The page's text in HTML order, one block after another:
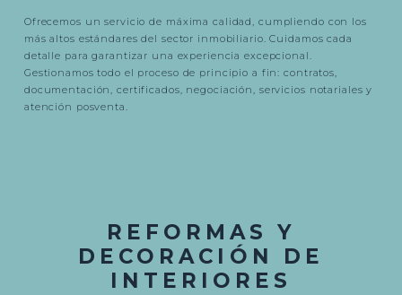
Ofrecemos un servicio de máxima calidad, cumpliendo con los
más altos estándares del sector inmobiliario. Cuidamos cada
detalle para garantizar una experiencia excepcional.
Gestionamos todo el proceso de principio a fin: contratos,
documentación, certificados, negociación, servicios notariales y
atención posventa.
REFORMAS Y
DECORACIÓN DE
INTERIORES